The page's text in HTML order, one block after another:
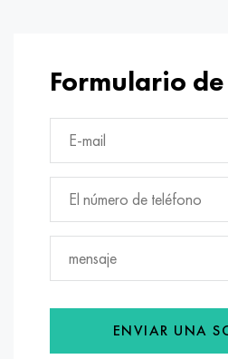
Formulario
ENVIAR UNA